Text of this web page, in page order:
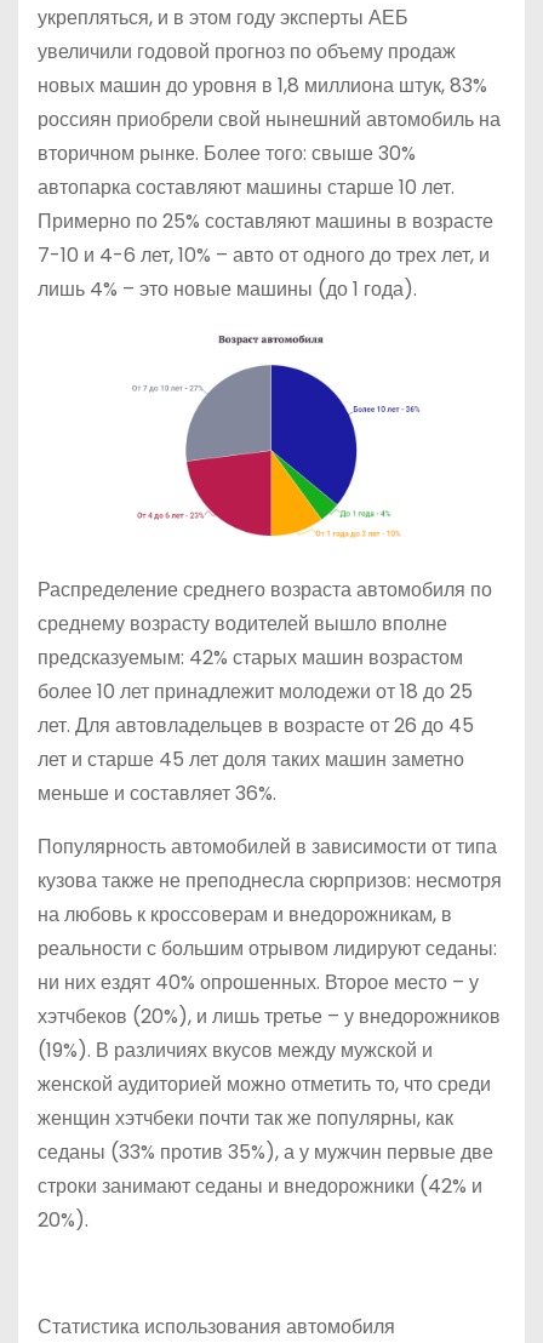
укрепляться, и в этом году эксперты АЕБ
увеличили годовой прогноз по объему продаж
новых машин до уровня в 1,8 миллиона штук, 83%
россиян приобрели свой нынешний автомобиль на
вторичном рынке. Более того: свыше 30%
автопарка составляют машины старше 10 лет.
Примерно по 25% составляют машины в возрасте
7-10 и 4-6 лет, 10% – авто от одного до трех лет, и
лишь 4% – это новые машины (до 1 года).
Распределение среднего возраста автомобиля по
среднему возрасту водителей вышло вполне
предсказуемым: 42% старых машин возрастом
более 10 лет принадлежит молодежи от 18 до 25
лет. Для автовладельцев в возрасте от 26 до 45
лет и старше 45 лет доля таких машин заметно
меньше и составляет 36%.
Популярность автомобилей в зависимости от типа
кузова также не преподнесла сюрпризов: несмотря
на любовь к кроссоверам и внедорожникам, в
реальности с большим отрывом лидируют седаны:
ни них ездят 40% опрошенных. Второе место – у
хэтчбеков (20%), и лишь третье – у внедорожников
(19%). В различиях вкусов между мужской и
женской аудиторией можно отметить то, что среди
женщин хэтчбеки почти так же популярны, как
седаны (33% против 35%), а у мужчин первые две
строки занимают седаны и внедорожники (42% и
20%).
Статистика использования автомобиля